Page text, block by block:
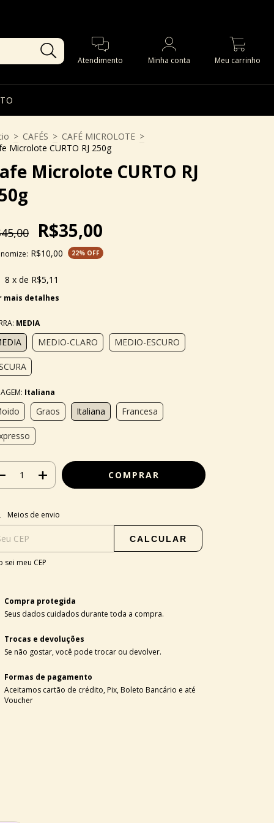
Atendimento Minha conta Meu carrinho
> CAFÉS > CAFÉ MICROLOTE >
Microlote CURTO RJ 250g
Microlote CURTO RJ
R$35,00
R$10,00 22% OFF
8 x de R$5,11
mais detalhes
MEDIA
MEDIO-CLARO MEDIO-ESCURO
Italiana
Graos Italiana Francesa
para o CEP:
Meios de envio
CALCULAR
sei meu CEP
Compra protegida
Seus dados cuidados durante toda a compra.
Trocas e devoluções
Se não gostar, você pode trocar ou devolver.
Formas de pagamento
Aceitamos cartão de crédito, Pix, Boleto Bancário e até
Voucher